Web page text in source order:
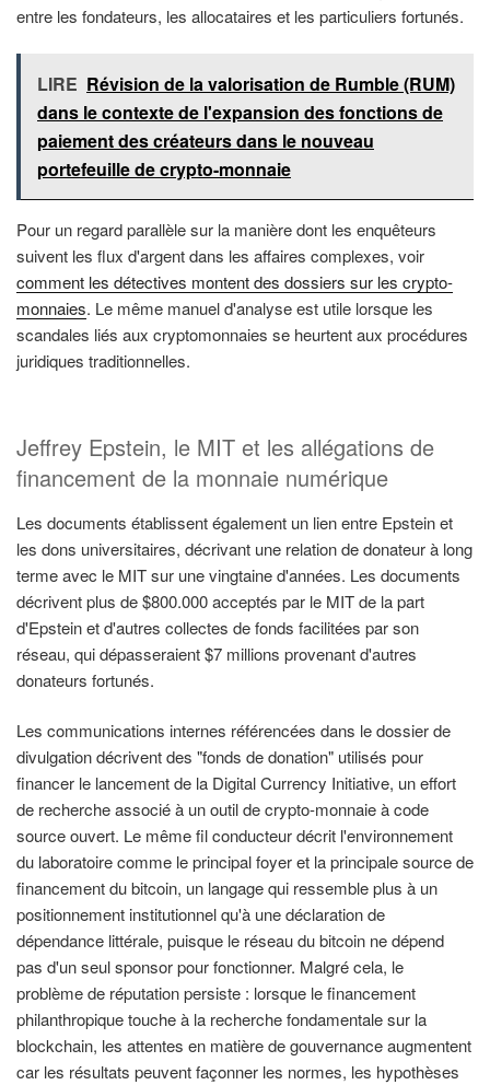
entre les fondateurs, les allocataires et les particuliers fortunés.
LIRE Révision de la valorisation de Rumble (RUM)
dans le contexte de l'expansion des fonctions de
paiement des créateurs dans le nouveau
portefeuille de crypto-monnaie
Pour un regard parallèle sur la manière dont les enquêteurs
suivent les flux d'argent dans les affaires complexes, voir
comment les détectives montent des dossiers sur les crypto-
monnaies. Le même manuel d'analyse est utile lorsque les
scandales liés aux cryptomonnaies se heurtent aux procédures
juridiques traditionnelles.
Jeffrey Epstein, le MIT et les allégations de
financement de la monnaie numérique
Les documents établissent également un lien entre Epstein et
les dons universitaires, décrivant une relation de donateur à long
terme avec le MIT sur une vingtaine d'années. Les documents
décrivent plus de $800.000 acceptés par le MIT de la part
d'Epstein et d'autres collectes de fonds facilitées par son
réseau, qui dépasseraient $7 millions provenant d'autres
donateurs fortunés.
Les communications internes référencées dans le dossier de
divulgation décrivent des "fonds de donation" utilisés pour
financer le lancement de la Digital Currency Initiative, un effort
de recherche associé à un outil de crypto-monnaie à code
source ouvert. Le même fil conducteur décrit l'environnement
du laboratoire comme le principal foyer et la principale source de
financement du bitcoin, un langage qui ressemble plus à un
positionnement institutionnel qu'à une déclaration de
dépendance littérale, puisque le réseau du bitcoin ne dépend
pas d'un seul sponsor pour fonctionner. Malgré cela, le
problème de réputation persiste : lorsque le financement
philanthropique touche à la recherche fondamentale sur la
blockchain, les attentes en matière de gouvernance augmentent
car les résultats peuvent façonner les normes, les hypothèses